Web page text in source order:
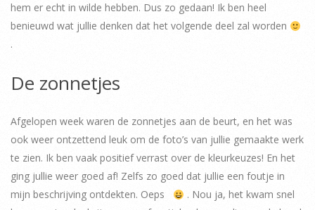
hem er echt in wilde hebben. Dus zo gedaan! Ik ben heel
benieuwd wat jullie denken dat het volgende deel zal worden
.
De zonnetjes
Afgelopen week waren de zonnetjes aan de beurt, en het was
ook weer ontzettend leuk om de foto’s van jullie gemaakte werk
te zien. Ik ben vaak positief verrast over de kleurkeuzes! En het
ging jullie weer goed af! Zelfs zo goed dat jullie een foutje in
mijn beschrijving ontdekten. Oeps
. Nou ja, het kwam snel